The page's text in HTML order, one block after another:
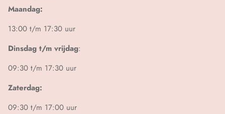
Maandag:
13:00 t/m 17:30 uur
Dinsdag t/m vrijdag:
09:30 t/m 17:30 uur
Zaterdag:
09:30 t/m 17:00 uur